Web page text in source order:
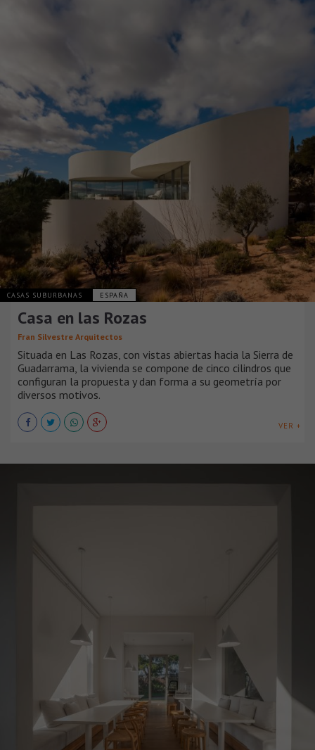
CASAS SUBURBANAS ESPAÑA
Casa en las Rozas
Fran Silvestre Arquitectos
Situada en Las Rozas, con vistas abiertas hacia la Sierra de
Guadarrama, la vivienda se compone de cinco cilindros que
configuran la propuesta y dan forma a su geometría por
diversos motivos.
VER +